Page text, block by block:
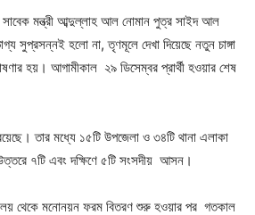
সাবেক মন্ত্রী আব্দুল্লাহ আল নোমান পুত্র সাইদ আল
সুপ্রসন্নই হলো না, তৃণমূলে দেখা দিয়েছে নতুন চাঙ্গা
হয়। আগামীকাল ২৯ ডিসেম্বর প্রার্থী হওয়ার শেষ
তার মধ্যে ১৫টি উপজেলা ও ৩৪টি থানা এলাকা
৭টি এবং দক্ষিণে ৫টি সংসদীয় আসন।
থেকে মনোনয়ন ফরম বিতরণ শুরু হওয়ার পর গতকাল